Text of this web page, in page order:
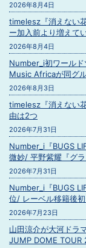
2026年8月4日
timelesz『消えない
ー加入前より増えて
2026年8月4日
Number_i初ワール
Music Africaが同グ
2026年8月3日
timelesz『消えない
由は2つ
2026年7月31日
Number_i『BUGS
微妙/ 平野紫耀『グ
2026年7月31日
Number_i『BUGS
位/ レーベル移籍後
2026年7月23日
山田涼介が大河ドラ
JUMP DOME